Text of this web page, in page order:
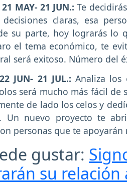
MAY- 21 JUN.: Te
claras, esa
su parte, hoy lograrás lo
el tema económico, te
será exitoso. Número del
22 JUN- 21 JUL.:Analiza los
será mucho más fácil
de lado los celos y
Un nuevo proyecto te
personas que te
gustar:
su